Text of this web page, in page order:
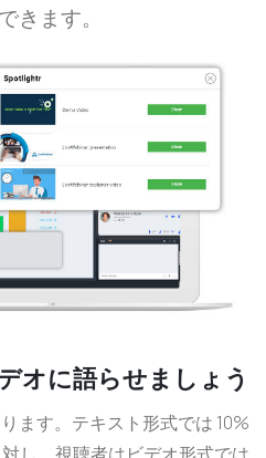
きます。
オに語らせましょう
ます。テキスト形式では 10%